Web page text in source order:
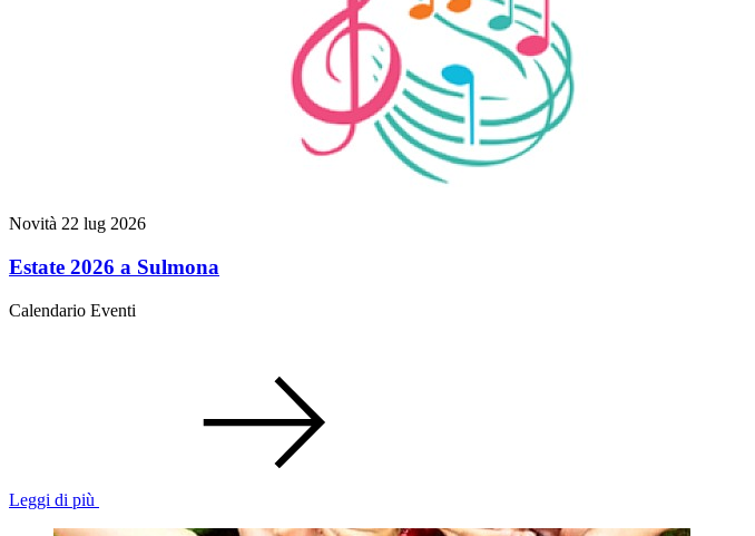
Novità 22 lug 2026
Estate 2026 a Sulmona
Calendario Eventi
Leggi di più